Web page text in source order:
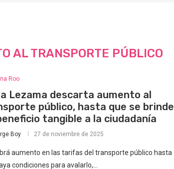
AL TRANSPORTE PÚBLICO
Roo
Lezama descarta aumento al
público, hasta que se brinde
tangible a la ciudadanía
Boy 27 de noviembre de 2025
aumento en las tarifas del transporte público hasta
condiciones para avalarlo,…